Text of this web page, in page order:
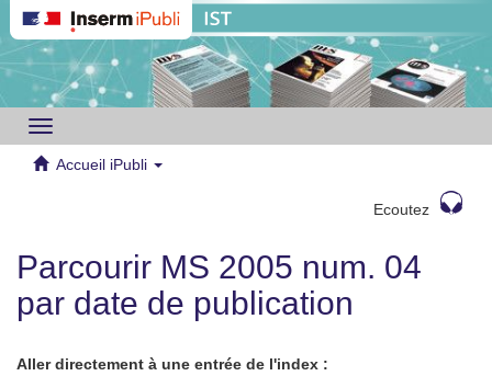
Toggle
navigation
Accueil iPubli
Ecoutez
Parcourir MS 2005 num. 04
par date de publication
Aller directement à une entrée de l'index :